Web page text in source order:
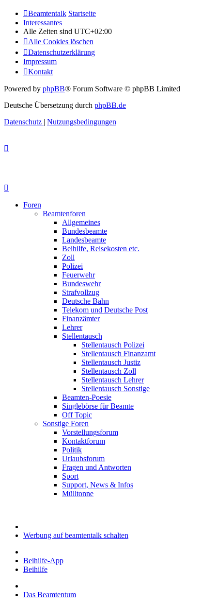
Beamtentalk Startseite
Interessantes
Alle Zeiten sind UTC+02:00
Alle Cookies löschen
Datenschutzerklärung
Impressum
Kontakt
Powered by phpBB® Forum Software © phpBB Limited
Deutsche Übersetzung durch phpBB.de
Datenschutz | Nutzungsbedingungen
Foren
Beamtenforen
Allgemeines
Bundesbeamte
Landesbeamte
Beihilfe, Reisekosten etc.
Zoll
Polizei
Feuerwehr
Bundeswehr
Strafvollzug
Deutsche Bahn
Telekom und Deutsche Post
Finanzämter
Lehrer
Stellentausch
Stellentausch Polizei
Stellentausch Finanzamt
Stellentausch Justiz
Stellentausch Zoll
Stellentausch Lehrer
Stellentausch Sonstige
Beamten-Poesie
Singlebörse für Beamte
Off Topic
Sonstige Foren
Vorstellungsforum
Kontaktforum
Politik
Urlaubsforum
Fragen und Antworten
Sport
Support, News & Infos
Mülltonne
Werbung auf beamtentalk schalten
Beihilfe-App
Beihilfe
Das Beamtentum